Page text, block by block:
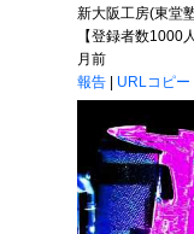
新大阪工房(東堂
【登録者数1000
月前
報告
URLコピー